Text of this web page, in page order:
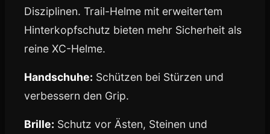
Disziplinen. Trail-Helme mit erweitertem
Hinterkopfschutz bieten mehr Sicherheit als
reine XC-Helme.
Handschuhe: Schützen bei Stürzen und
verbessern den Grip.
Brille: Schutz vor Ästen, Steinen und